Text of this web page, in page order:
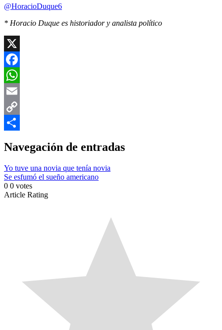
@HoracioDuque6
* Horacio Duque es historiador y analista político
X
Facebook
WhatsApp
Email
Copy
Navegación de entradas
Yo tuve una novia que tenía novia
Se esfumó el sueño americano
0 0 votes
Article Rating